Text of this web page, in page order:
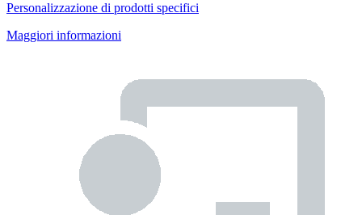
Personalizzazione di prodotti specifici
Maggiori informazioni